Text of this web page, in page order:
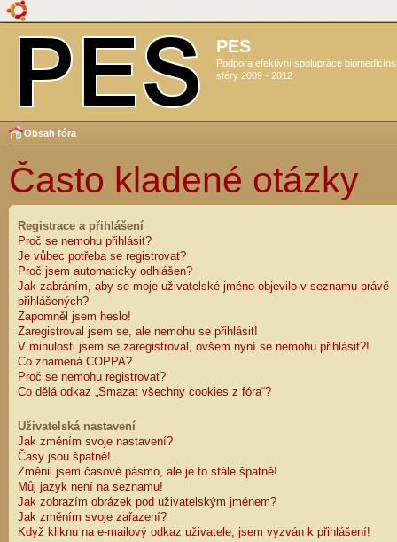
PES
Podpora efektivní spolupráce
sféry 2009 - 2012
Obsah fóra
Často kladené otázky
Registrace a přihlášení
Proč se nemohu přihlásit?
Je vůbec potřeba se registrovat?
Proč jsem automaticky odhlášen?
Jak zabráním, aby se moje uživatelské jméno objevilo v seznamu právě
přihlášených?
Zapomněl jsem heslo!
Zaregistroval jsem se, ale nemohu se přihlásit!
V minulosti jsem se zaregistroval, ovšem nyní se nemohu přihlásit?!
Co znamená COPPA?
Proč se nemohu registrovat?
Co dělá odkaz „Smazat všechny cookies z fóra“?
Uživatelská nastavení
Jak změním svoje nastavení?
Časy jsou špatně!
Změnil jsem časové pásmo, ale je to stále špatně!
Můj jazyk není na seznamu!
Jak zobrazím obrázek pod uživatelským jménem?
Jak změním svoje zařazení?
Když kliknu na e-mailový odkaz uživatele, jsem vyzván k přihlášení!